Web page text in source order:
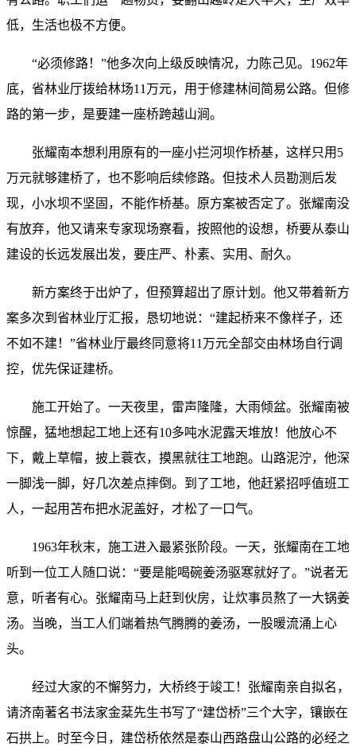
低，生活也极不方便。
“必须修路！”他多次向上级反映情况，力陈己见。1962年
底，省林业厅拨给林场11万元，用于修建林间简易公路。但修
路的第一步，是要建一座桥跨越山涧。
张耀南本想利用原有的一座小拦河坝作桥基，这样只用5
万元就够建桥了，也不影响后续修路。但技术人员勘测后发
现，小水坝不坚固，不能作桥基。原方案被否定了。张耀南没
有放弃，他又请来专家现场察看，按照他的设想，桥要从泰山
建设的长远发展出发，要庄严、朴素、实用、耐久。
新方案终于出炉了，但预算超出了原计划。他又带着新方
案多次到省林业厅汇报，恳切地说：“建起桥来不像样子，还
不如不建！”省林业厅最终同意将11万元全部交由林场自行调
控，优先保证建桥。
施工开始了。一天夜里，雷声隆隆，大雨倾盆。张耀南被
惊醒，猛地想起工地上还有10多吨水泥露天堆放！他放心不
下，戴上草帽，披上蓑衣，摸黑就往工地跑。山路泥泞，他深
一脚浅一脚，好几次差点摔倒。到了工地，他赶紧招呼值班工
人，一起用苫布把水泥盖好，才松了一口气。
1963年秋末，施工进入最紧张阶段。一天，张耀南在工地
听到一位工人随口说：“要是能喝碗姜汤驱寒就好了。”说者无
意，听者有心。张耀南马上赶到伙房，让炊事员熬了一大锅姜
汤。当晚，当工人们端着热气腾腾的姜汤，一股暖流涌上心
头。
经过大家的不懈努力，大桥终于竣工！张耀南亲自拟名，
请济南著名书法家金棻先生书写了“建岱桥”三个大字，镶嵌在
石拱上。时至今日，建岱桥依然是泰山西路盘山公路的必经之